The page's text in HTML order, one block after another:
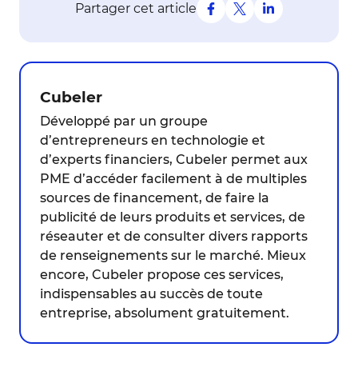
Partager cet article
Cubeler
Développé par un groupe
d’entrepreneurs en technologie et
d’experts financiers, Cubeler permet aux
PME d’accéder facilement à de multiples
sources de financement, de faire la
publicité de leurs produits et services, de
réseauter et de consulter divers rapports
de renseignements sur le marché. Mieux
encore, Cubeler propose ces services,
indispensables au succès de toute
entreprise, absolument gratuitement.